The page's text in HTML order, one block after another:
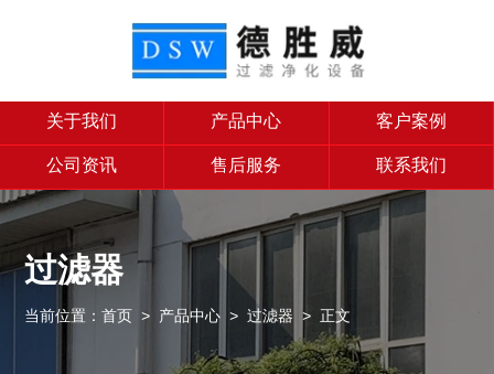
关于我们 产品中心 客户案例
公司资讯 售后服务 联系我们
过滤器
当前位置：首页 > 产品中心 >过滤器 > 正文